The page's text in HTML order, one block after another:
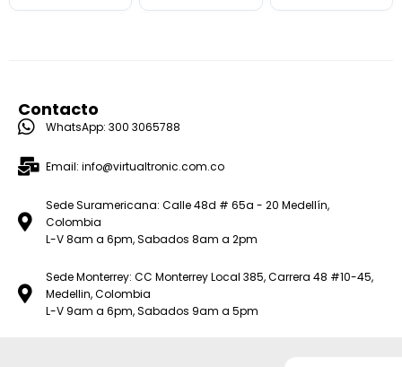
Contacto
WhatsApp: 300 3065788
Email: info@virtualtronic.com.co
Sede Suramericana: Calle 48d # 65a - 20 Medellín,
Colombia
L-V 8am a 6pm, Sabados 8am a 2pm
Sede Monterrey: CC Monterrey Local 385, Carrera 48 #10-45,
Medellin, Colombia
L-V 9am a 6pm, Sabados 9am a 5pm